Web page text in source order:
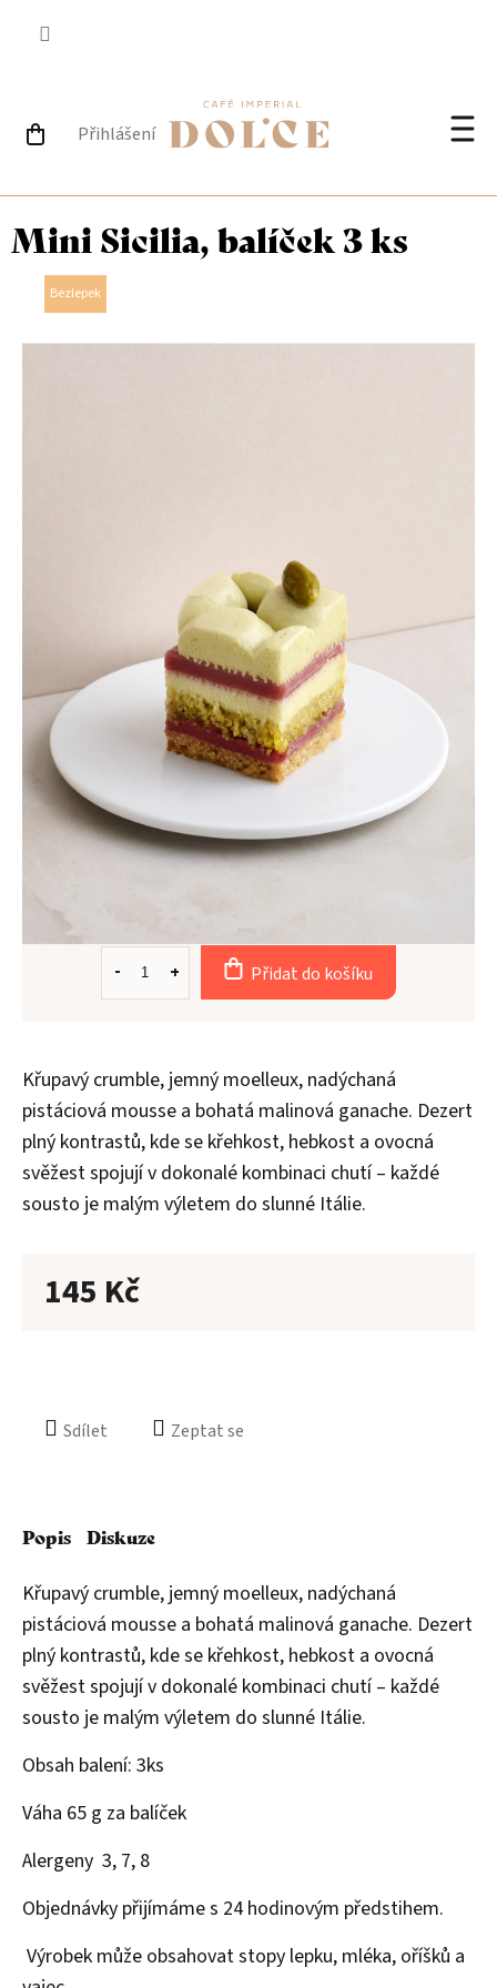
KOŠÍK
Přihlášení
Mini Sicilia, balíček 3 ks
Bezlepek
145 Kč
Přidat do košíku
Křupavý crumble, jemný moelleux, nadýchaná
pistáciová mousse a bohatá malinová ganache. Dezert
plný kontrastů, kde se křehkost, hebkost a ovocná
svěžest spojují v dokonalé kombinaci chutí – každé
sousto je malým výletem do slunné Itálie.
Zeptat se
Sdílet
Popis Diskuze
Křupavý crumble, jemný moelleux, nadýchaná
pistáciová mousse a bohatá malinová ganache. Dezert
plný kontrastů, kde se křehkost, hebkost a ovocná
svěžest spojují v dokonalé kombinaci chutí – každé
sousto je malým výletem do slunné Itálie.
Obsah balení: 3ks
Váha 65 g za balíček
Alergeny 3, 7, 8
Objednávky přijímáme s 24 hodinovým předstihem.
Výrobek může obsahovat stopy lepku, mléka, oříšků a